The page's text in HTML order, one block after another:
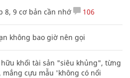
8, 9 cơ bản cần nhớ 106
không bao giờ nên gọi
khối tài sản "siêu khủng", từng
mắng cựu mẫu 'không có nổi